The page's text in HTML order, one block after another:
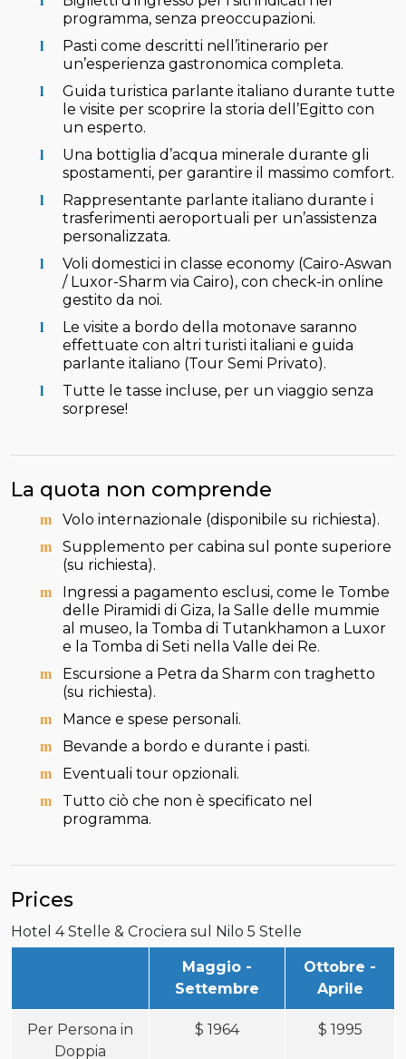
programma, senza preoccupazioni.
Pasti come descritti nell’itinerario per
un’esperienza gastronomica completa.
Guida turistica parlante italiano durante tutte
le visite per scoprire la storia dell’Egitto con
un esperto.
Una bottiglia d’acqua minerale durante gli
spostamenti, per garantire il massimo comfort.
Rappresentante parlante italiano durante i
trasferimenti aeroportuali per un’assistenza
personalizzata.
Voli domestici in classe economy (Cairo-Aswan
/ Luxor-Sharm via Cairo), con check-in online
gestito da noi.
Le visite a bordo della motonave saranno
effettuate con altri turisti italiani e guida
parlante italiano (Tour Semi Privato).
Tutte le tasse incluse, per un viaggio senza
sorprese!
La quota non comprende
Volo internazionale (disponibile su richiesta).
Supplemento per cabina sul ponte superiore
(su richiesta).
Ingressi a pagamento esclusi, come le Tombe
delle Piramidi di Giza, la Salle delle mummie
al museo, la Tomba di Tutankhamon a Luxor
e la Tomba di Seti nella Valle dei Re.
Escursione a Petra da Sharm con traghetto
(su richiesta).
Mance e spese personali.
Bevande a bordo e durante i pasti.
Eventuali tour opzionali.
Tutto ciò che non è specificato nel
programma.
Prices
Hotel 4 Stelle & Crociera sul Nilo 5 Stelle
Maggio -
Settembre
Ottobre -
Aprile
Per Persona in
Doppia
$ 1964 $ 1995